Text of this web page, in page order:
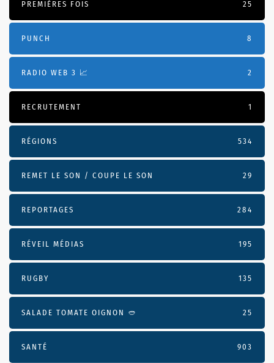
PREMIÈRES FOIS 25
PUNCH 8
RADIO WEB 3 📈 2
RECRUTEMENT 1
RÉGIONS 534
REMET LE SON / COUPE LE SON 29
REPORTAGES 284
RÉVEIL MÉDIAS 195
RUGBY 135
SALADE TOMATE OIGNON 🥙 25
SANTÉ 903